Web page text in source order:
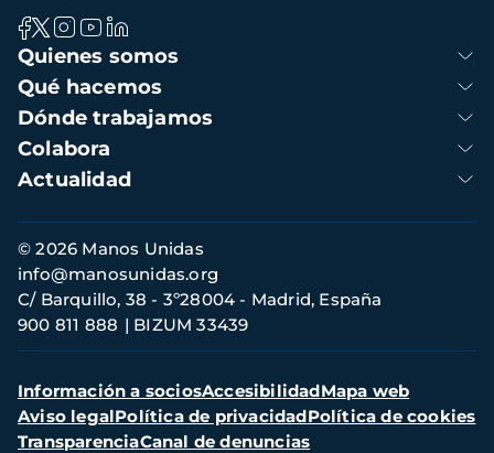
Navegación
principal
Quienes somos
Qué hacemos
Dónde trabajamos
Colabora
Actualidad
Información
de
contacto
© 2026 Manos Unidas
C/ Barquillo, 38 - 3º28004 - Madrid, España
900 811 888
BIZUM 33439
info@manosunidas.org
Menú
secundario
Información a sociosAccesibilidadMapa web
Aviso legalPolítica de privacidadPolítica de cookies
TransparenciaCanal de denuncias